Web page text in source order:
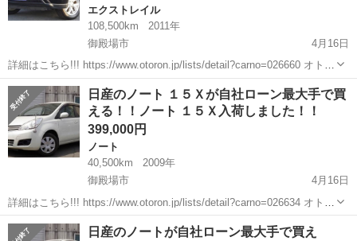
エクストレイル
108,500km
2011年
御殿場市
4月16日
詳細はこちら!!! https://www.otoron.jp/lists/detail?carno=026660 オトロ
ンの自社ローンは金利無し！！！ 他社で断られた方でも、自己破産、
債務整理、ローンブラック...
静岡 御殿場市 エクストレイル オトロン
日産のノート １５Ｘが自社ローン最大手で買
える！！ノート １５Ｘ入荷しました！！
399,000円
ノート
40,500km
2009年
御殿場市
4月16日
詳細はこちら!!! https://www.otoron.jp/lists/detail?carno=026634 オトロ
ンの自社ローンは金利無し！！！ 他社で断られた方でも、自己破産、
債務整理、ローンブラック...
静岡 御殿場市 オトロン
日産のノートが自社ローン最大手で買え